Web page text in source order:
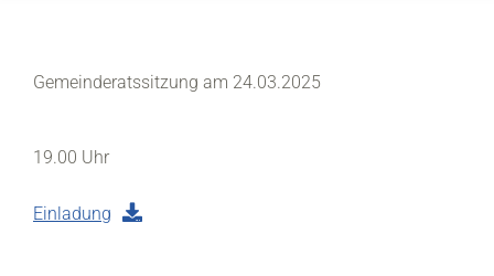
Gemeinderatssitzung am 24.03.2025
19.00 Uhr
Einladung